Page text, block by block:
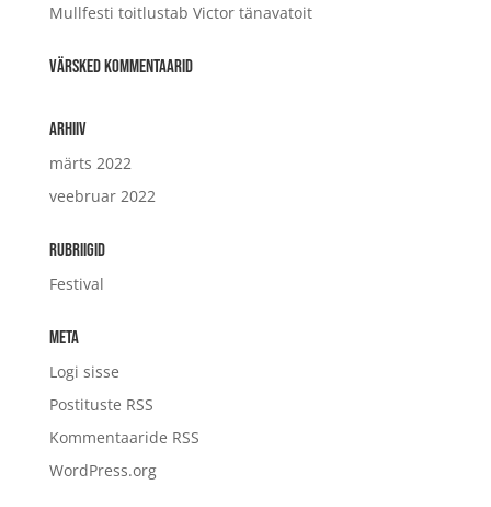
Mullfesti toitlustab Victor tänavatoit
Värsked kommentaarid
Arhiiv
märts 2022
veebruar 2022
Rubriigid
Festival
Meta
Logi sisse
Postituste RSS
Kommentaaride RSS
WordPress.org